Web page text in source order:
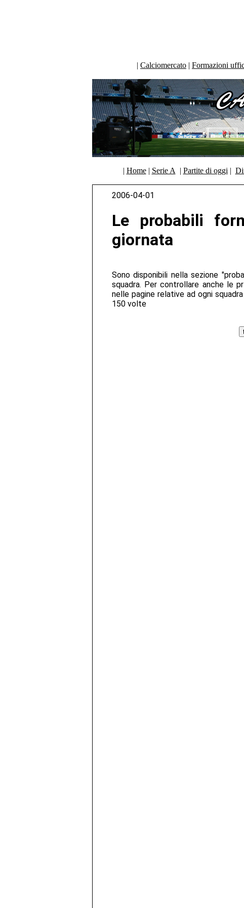
| Calciomercato | Formazioni
| Home| Serie A | Partite di oggi |
2006-04-01
Le probabili
giornata
Sono disponibili nella sezione
squadra. Per controllare anche le
nelle pagine relative ad ogni
150 volte